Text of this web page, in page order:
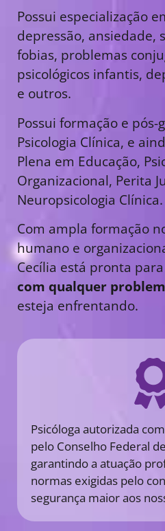
Possui especialização
depressão, ansiedade,
fobias, problemas
psicológicos infantis,
e outros.
Possui formação e pós-
Psicologia Clínica, e
Plena em Educação,
Organizacional, Perita
Neuropsicologia Clínica.
Com ampla formação
humano e
Cecília está pronta para
com qualquer
esteja enfrentando.
Psicóloga autorizada
pelo Conselho Federal
garantindo a atuação
normas exigidas pelo
segurança maior aos